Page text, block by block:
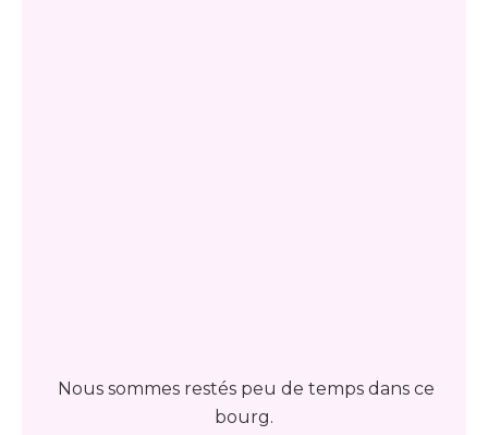
Nous sommes restés peu de temps dans ce
bourg.